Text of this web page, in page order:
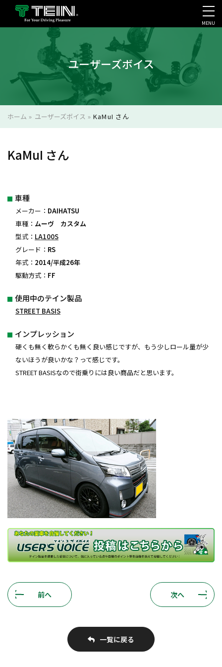
会社案内・採用・IR
MENU
ユーザーズボイス
ホーム » ユーザーズボイス »KaMuI さん
KaMuI さん
車種
メーカー： DAIHATSU
車種： ムーヴ カスタム
型式： LA100S
グレード： RS
年式： 2014/平成26年
駆動方式： FF
使用中のテイン製品
STREET BASIS
インプレッション
硬くも無く軟らかくも無く良い感じですが、もう少しロール量が少
ないほうが良いかな？って感じです。
STREET BASISなので街乗りには良い商品だと思います。
前へ 次へ
一覧に戻る